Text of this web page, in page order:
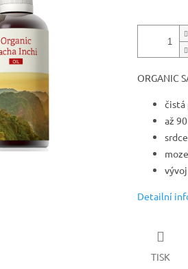
ORGANIC
čistá
až
Detailní
TISK